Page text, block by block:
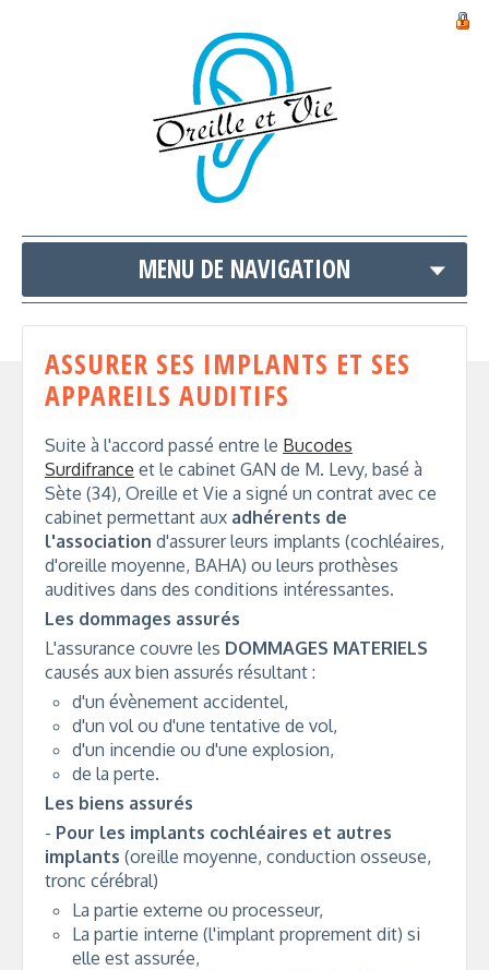
MENU DE NAVIGATION
ASSURER SES IMPLANTS ET SES
APPAREILS AUDITIFS
Suite à l'accord passé entre le Bucodes
Surdifrance et le cabinet GAN de M. Levy, basé à
Sète (34), Oreille et Vie a signé un contrat avec ce
cabinet permettant aux adhérents de
l'association d'assurer leurs implants (cochléaires,
d'oreille moyenne, BAHA) ou leurs prothèses
auditives dans des conditions intéressantes.
Les dommages assurés
L'assurance couvre les DOMMAGES MATERIELS
causés aux bien assurés résultant :
d'un évènement accidentel,
d'un vol ou d'une tentative de vol,
d'un incendie ou d'une explosion,
de la perte.
Les biens assurés
- Pour les implants cochléaires et autres
implants (oreille moyenne, conduction osseuse,
tronc cérébral)
La partie externe ou processeur,
La partie interne (l'implant proprement dit) si
elle est assurée,